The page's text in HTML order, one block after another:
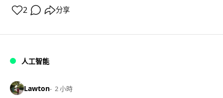
2 分享
人工智能
Lawton 2 小時